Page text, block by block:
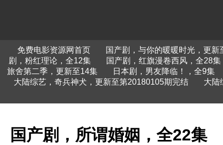
免费电影资源网首页 国产剧，与你的暖暖时光，更新
剧，粉红理论，全12集
国产剧，红旗漫卷西风，全28集
旅舍第二季，更新至14集
日本剧，男友降临！，全9集
大陆综艺，奇兵神犬，更新至第20180105期完结
大陆
国产剧，所谓婚姻，全22集